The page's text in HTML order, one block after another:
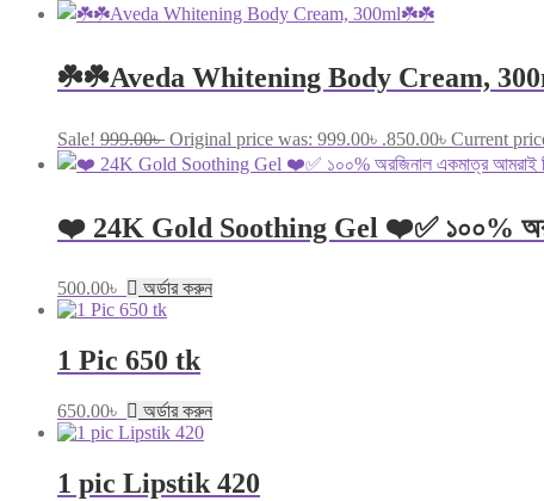
☘️☘️Aveda Whitening Body Cream,
Sale! 999.00৳ Original price was: 999.00৳ .850.00৳ Current
❤️ 24K Gold Soothing Gel ❤️✅ ১০০% অরজিনাল
500.00৳ অর্ডার করুন
1 Pic 650 tk
650.00৳ অর্ডার করুন
1 pic Lipstik 420